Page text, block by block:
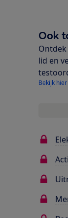
Ook
lid en
Bekijk